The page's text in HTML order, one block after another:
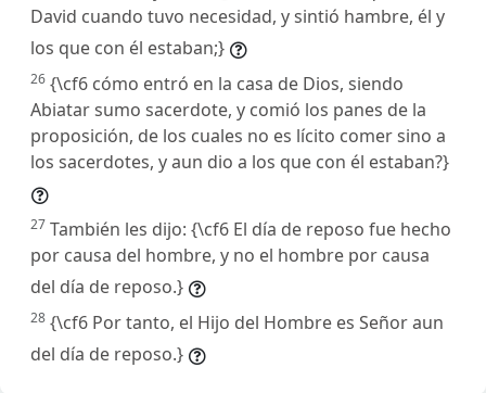
David cuando tuvo necesidad, y sintió hambre, él y
los que con él estaban;}
26 {\cf6 cómo entró en la casa de Dios, siendo
Abiatar sumo sacerdote, y comió los panes de la
proposición, de los cuales no es lícito comer sino a
los sacerdotes, y aun dio a los que con él estaban?}
27 También les dijo: {\cf6 El día de reposo fue hecho
por causa del hombre, y no el hombre por causa
del día de reposo.}
28 {\cf6 Por tanto, el Hijo del Hombre es Señor aun
del día de reposo.}